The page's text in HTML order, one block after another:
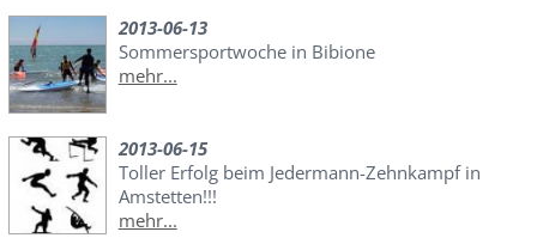
2013-06-13
Sommersportwoche in Bibione
mehr...
2013-06-15
Toller Erfolg beim Jedermann-Zehnkampf in
Amstetten!!!
mehr...